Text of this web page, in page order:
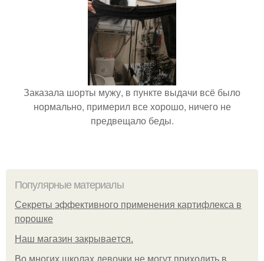
Заказала шорты мужу, в пункте выдачи всё было
нормально, примерил все хорошо, ничего не
предвещало беды.
Популярные материалы
Секреты эффективного применения картифлекса в
порошке
Нaш магaзин зaкрывaeтся.
Во многих школах девочки не могут приходить в